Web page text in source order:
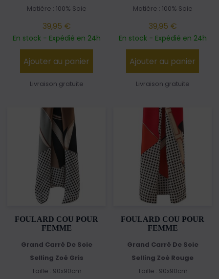
Matière : 100% Soie
39,95 €
En stock - Expédié en 24h
Ajouter au panier
Livraison gratuite
Matière : 100% Soie
39,95 €
En stock - Expédié en 24h
Ajouter au panier
Livraison gratuite
FOULARD COU POUR
FEMME
Grand Carré De Soie
Selling Zoé Gris
Taille : 90x90cm
FOULARD COU POUR
FEMME
Grand Carré De Soie
Selling Zoé Rouge
Taille : 90x90cm